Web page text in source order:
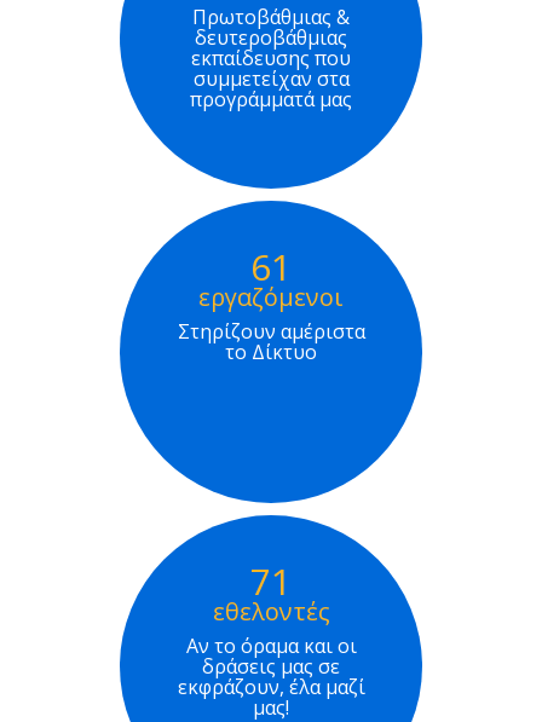
Πρωτοβάθμιας &
δευτεροβάθμιας
εκπαίδευσης που
συμμετείχαν στα
προγράμματά μας
61
εργαζόμενοι
Στηρίζουν αμέριστα
το Δίκτυο
71
εθελοντές
Αν το όραμα και οι
δράσεις μας σε
εκφράζουν, έλα μαζί
μας!